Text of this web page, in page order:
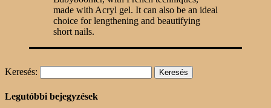
made with Acryl gel. It can also be an ideal
choice for lengthening and beautifying
short nails.
Keresés:
Legutóbbi bejegyzések